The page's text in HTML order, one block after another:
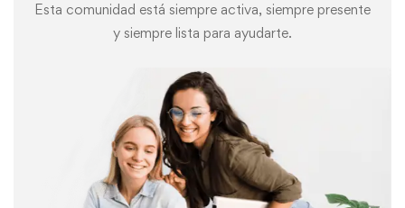
Esta comunidad está siempre activa, siempre presente
y siempre lista para ayudarte.